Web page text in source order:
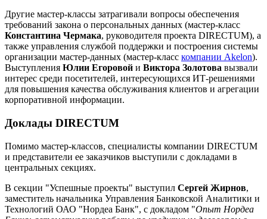
Другие мастер-классы затрагивали вопросы обеспечения
требований закона о персональных данных (мастер-класс
Константина Чермака, руководителя проекта DIRECTUM), а
также управления службой поддержки и построения системы
организации мастер-данных (мастер-класс компании Akelon).
Выступления Юлии Егоровой и Виктора Золотова вызвали
интерес среди посетителей, интересующихся ИТ-решениями
для повышения качества обслуживания клиентов и агрегации
корпоративной информации.
Доклады DIRECTUM
Помимо мастер-классов, специалисты компании DIRECTUM
и представители ее заказчиков выступили с докладами в
центральных секциях.
В секции "Успешные проекты" выступил Сергей Жирнов,
заместитель начальника Управления Банковской Аналитики и
Технологий ОАО "Нордеа Банк", с докладом "Опыт Нордеа